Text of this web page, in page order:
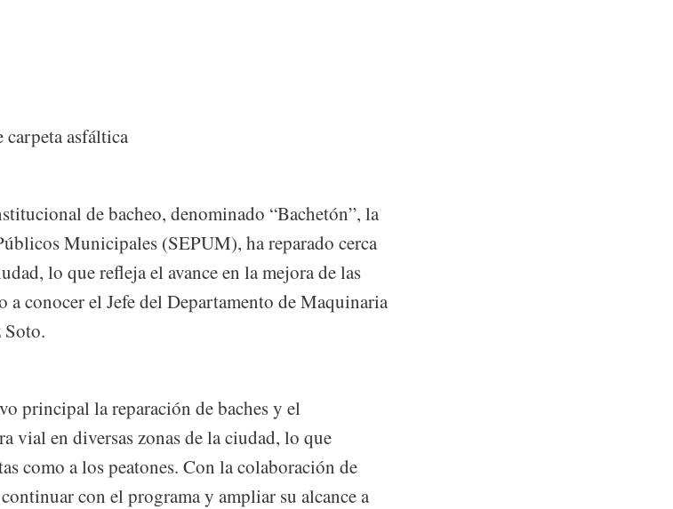
carpeta asfáltica
de bacheo, denominado “Bachetón”, la
Municipales (SEPUM), ha reparado cerca
lo que refleja el avance en la mejora de las
conocer el Jefe del Departamento de Maquinaria
Soto.
principal la reparación de baches y el
vial en diversas zonas de la ciudad, lo que
como a los peatones. Con la colaboración de
con el programa y ampliar su alcance a